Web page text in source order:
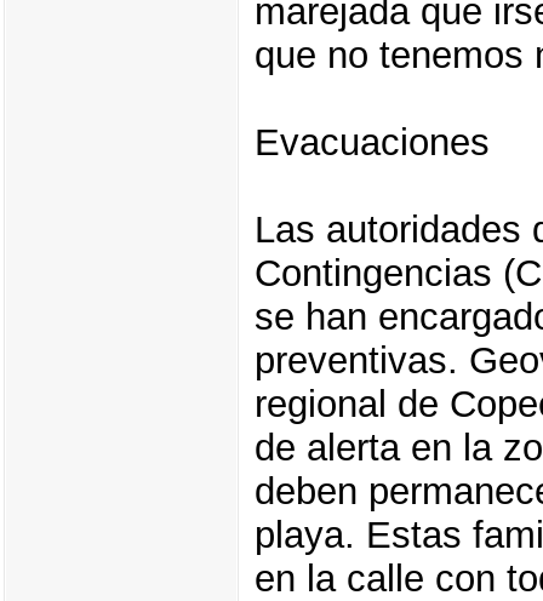
marejada que
que no tenemos
Evacuaciones
Las autoridades
Contingencias
se han
preventivas.
regional de
de alerta en la
deben
playa. Estas
en la calle con